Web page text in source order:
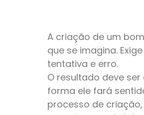
A criação de um
que se imagina.
tentativa e erro.
O resultado deve
forma ele fará
processo de